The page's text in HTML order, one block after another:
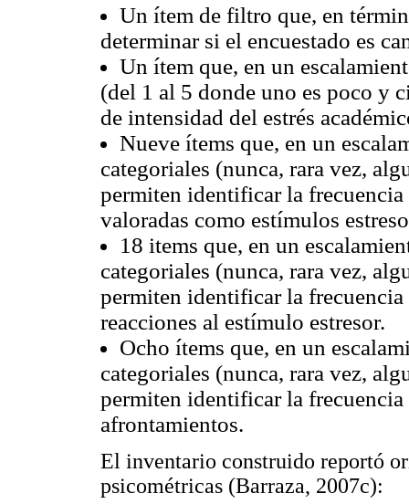
Un ítem de filtro que, en
determinar si el encuestado es
Un ítem que, en un
(del 1 al 5 donde uno es poco y
de intensidad del estrés
Nueve ítems que, en un
categoriales (nunca, rara vez,
permiten identificar la frecuencia
valoradas como estímulos
18 items que, en un
categoriales (nunca, rara vez,
permiten identificar la frecuencia
reacciones al estímulo estresor.
Ocho ítems que, en un
categoriales (nunca, rara vez,
permiten identificar la frecuencia
afrontamientos.
El inventario construido reportó
psicométricas (Barraza, 2007c):